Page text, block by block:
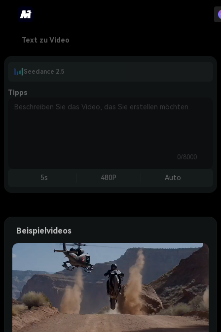
Text zu Video
Seedance 2.5
Tipps
0/8000
5s 480P Auto
Beispielvideos